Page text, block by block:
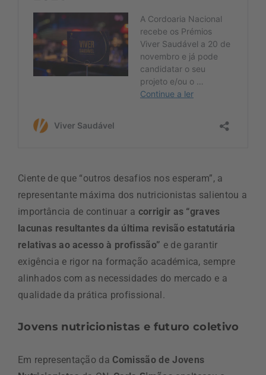
Ciente de que “outros desafios nos esperam”, a
representante máxima dos nutricionistas salientou a
importância de continuar a corrigir as “graves
lacunas resultantes da última revisão estatutária
relativas ao acesso à profissão” e de garantir
exigência e rigor na formação académica, sempre
alinhados com as necessidades do mercado e a
qualidade da prática profissional.
Jovens nutricionistas e futuro coletivo
Em representação da Comissão de Jovens